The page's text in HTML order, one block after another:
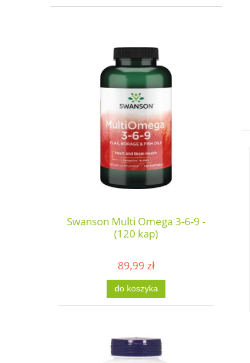
Swanson Multi Omega 3-6-9 -
(120 kap)
89,99 zł
do koszyka